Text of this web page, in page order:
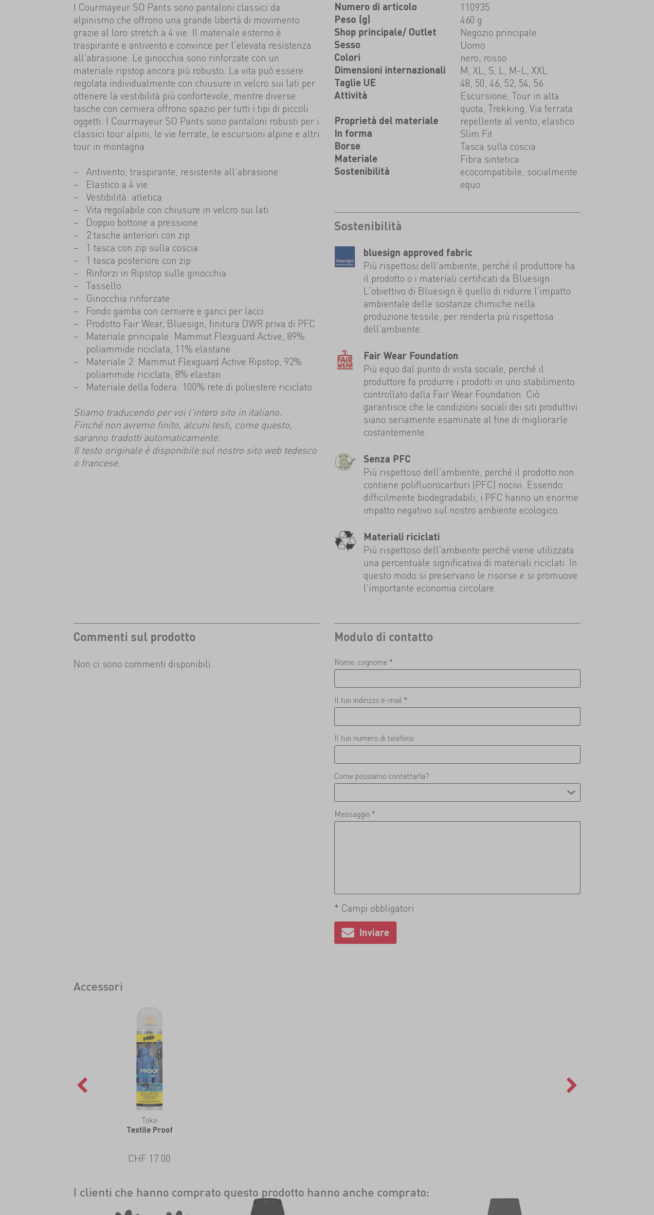
I Courmayeur SO Pants sono pantaloni classici da
alpinismo che offrono una grande libertà di movimento
grazie al loro stretch a 4 vie. Il materiale esterno è
traspirante e antivento e convince per l'elevata resistenza
all'abrasione. Le ginocchia sono rinforzate con un
materiale ripstop ancora più robusto. La vita può essere
regolata individualmente con chiusure in velcro sui lati per
ottenere la vestibilità più confortevole, mentre diverse
tasche con cerniera offrono spazio per tutti i tipi di piccoli
oggetti. I Courmayeur SO Pants sono pantaloni robusti per i
classici tour alpini, le vie ferrate, le escursioni alpine e altri
tour in montagna.
Antivento, traspirante, resistente all'abrasione
Elastico a 4 vie
Vestibilità: atletica
Vita regolabile con chiusure in velcro sui lati
Doppio bottone a pressione
2 tasche anteriori con zip
1 tasca con zip sulla coscia
1 tasca posteriore con zip
Rinforzi in Ripstop sulle ginocchia
Tassello
Ginocchia rinforzate
Fondo gamba con cerniere e ganci per lacci
Prodotto Fair Wear, Bluesign, finitura DWR priva di PFC
Materiale principale: Mammut Flexguard Active, 89%
poliammide riciclata, 11% elastane
Materiale 2: Mammut Flexguard Active Ripstop, 92%
poliammide riciclata, 8% elastan
Materiale della fodera: 100% rete di poliestere riciclato
Stiamo traducendo per voi l'intero sito in italiano.
Finché non avremo finito, alcuni testi, come questo,
saranno tradotti automaticamente.
Il testo originale è disponibile sul nostro sito web tedesco
o francese.
Numero di articolo 110935
Peso (g) 460 g
Shop principale/ Outlet Negozio principale
Sesso Uomo
Colori nero, rosso
Dimensioni internazionali M, XL, S, L, M-L, XXL
Taglie UE 48, 50, 46, 52, 54, 56
Attività
Escursione, Tour in alta
quota, Trekking, Via ferrata
Proprietà del materiale repellente al vento, elastico
In forma Slim Fit
Borse Tasca sulla coscia
Materiale Fibra sintetica
Sostenibilità
ecocompatibile, socialmente
equo
Sostenibilità
bluesign approved fabric
Più rispettosi dell'ambiente, perché il produttore ha
il prodotto o i materiali certificati da Bluesign.
L'obiettivo di Bluesign è quello di ridurre l'impatto
ambientale delle sostanze chimiche nella
produzione tessile, per renderla più rispettosa
dell'ambiente.
Fair Wear Foundation
Più equo dal punto di vista sociale, perché il
produttore fa produrre i prodotti in uno stabilimento
controllato dalla Fair Wear Foundation. Ciò
garantisce che le condizioni sociali dei siti produttivi
siano seriamente esaminate al fine di migliorarle
costantemente.
Senza PFC
Più rispettoso dell'ambiente, perché il prodotto non
contiene polifluorocarburi (PFC) nocivi. Essendo
difficilmente biodegradabili, i PFC hanno un enorme
impatto negativo sul nostro ambiente ecologico.
Materiali riciclati
Più rispettoso dell'ambiente perché viene utilizzata
una percentuale significativa di materiali riciclati. In
questo modo si preservano le risorse e si promuove
l'importante economia circolare.
Commenti sul prodotto
Non ci sono commenti disponibili.
Modulo di contatto
Nome, cognome *
Il tuo indirizzo e-mail *
Il tuo numero di telefono
Come possiamo contattarla?
Messaggio *
* Campi obbligatori
Accessori
Toko
Textile Proof
CHF 17.00
I clienti che hanno comprato questo prodotto hanno anche comprato: